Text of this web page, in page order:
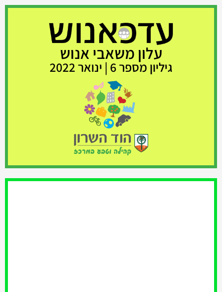
עלון משאבי אנוש
גיליון מספר 6 | ינואר 2022